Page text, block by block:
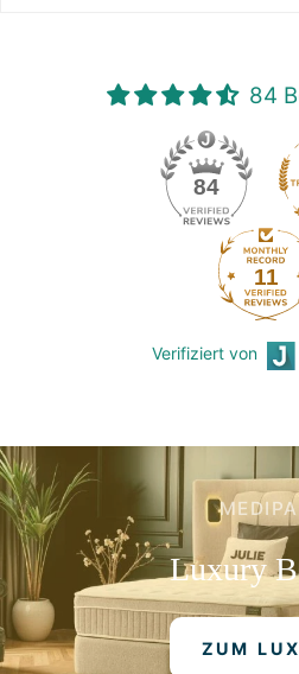
84
84
11
Verifiziert von
Luxury
ZUM